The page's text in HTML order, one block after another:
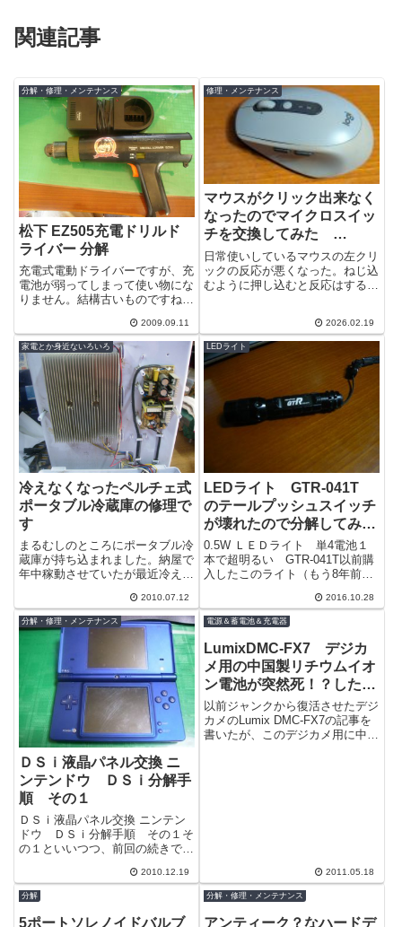
関連記事
分解・修理・メンテナンス
松下 EZ505充電ドリルド
ライバー 分解
充電式電動ドライバーですが、充
電池が弱ってしまって使い物にな
りません。結構古いものですね。
が出来ますが、先端部分ははめ込
みになって...
2009.09.11
修理・メンテナンス
マウスがクリック出来なく
なったのでマイクロスイッ
チを交換してみた
logicool M590
日常使いしているマウスの左クリ
ックの反応が悪くなった。ねじ込
むように押し込むと反応はするが
2026.02.19
家電とか身近ないろいろ
冷えなくなったペルチェ式
ポータブル冷蔵庫の修理で
す
まるむしのところにポータブル冷
蔵庫が持ち込まれました。納屋で
年中稼動させていたが最近冷えな
ペルチェ素子を使った冷蔵庫です
ね。普通は...
2010.07.12
LEDライト
LEDライト GTR-041T
のテールプッシュスイッチ
が壊れたので分解してみ
た。
0.5W ＬＥＤライト 単4電池１
本で超明るい GTR-041T以前購
入したこのライト（もう8年前に
チが壊れてしまったので、ま...
2016.10.28
分解・修理・メンテナンス
ＤＳｉ液晶パネル交換 ニ
ンテンドウ ＤＳｉ分解手
順 その１
ＤＳｉ液晶パネル交換 ニンテン
ドウ ＤＳｉ分解手順 その１そ
の１といいつつ、前回の続きで
が、上部液晶パネルの交換なので
分解は上部パ...
2010.12.19
電源＆蓄電池＆充電器
LumixDMC-FX7 デジカ
メ用の中国製リチウムイオ
ン電池が突然死！？したの
で分解してみた
以前ジャンクから復活させたデジ
カメのLumix DMC-FX7の記事を
書いたが、このデジカメ用に中国
2011.05.18
分解
5ポートソレノイドバルブ
分解・修理・メンテナンス
アンティーク？なハードデ